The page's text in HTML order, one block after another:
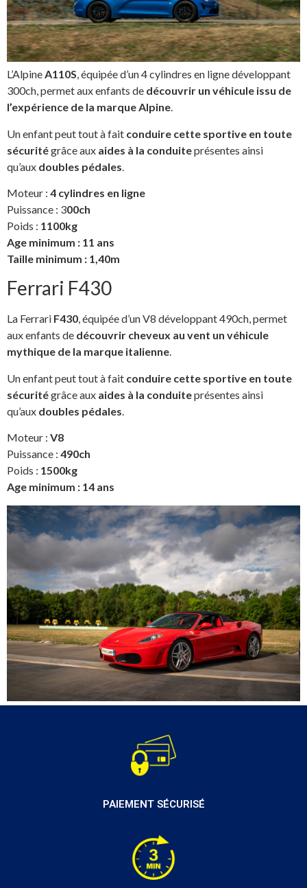
L’AlpineA110S, équipée d’un 4 cylindres en ligne développant
300ch, permet aux enfants de découvrir un véhicule issu de
l’expérience de la marque Alpine.
Un enfant peut tout à fait conduire cette sportive en toute
sécuritégrâce aux aides à la conduiteprésentes ainsi
qu’aux doubles pédales
Moteur : 4 cylindres en ligne
Puissance : 300ch
Poids : 1100kg
Age minimum : 11 ans
Taille minimum : 1,40m
Ferrari F430
La Ferrari F430, équipée d’un V8 développant 490ch, permet
aux enfants de découvrir cheveux au vent un véhicule
mythique de la marque italienne.
Un enfant peut tout à fait conduire cette sportive en toute
sécuritégrâce aux aides à la conduiteprésentes ainsi
qu’aux doubles pédales
Moteur : V8
Puissance : 490ch
Poids : 1500kg
Age minimum : 14 ans
PAIEMENT SÉCURISÉ